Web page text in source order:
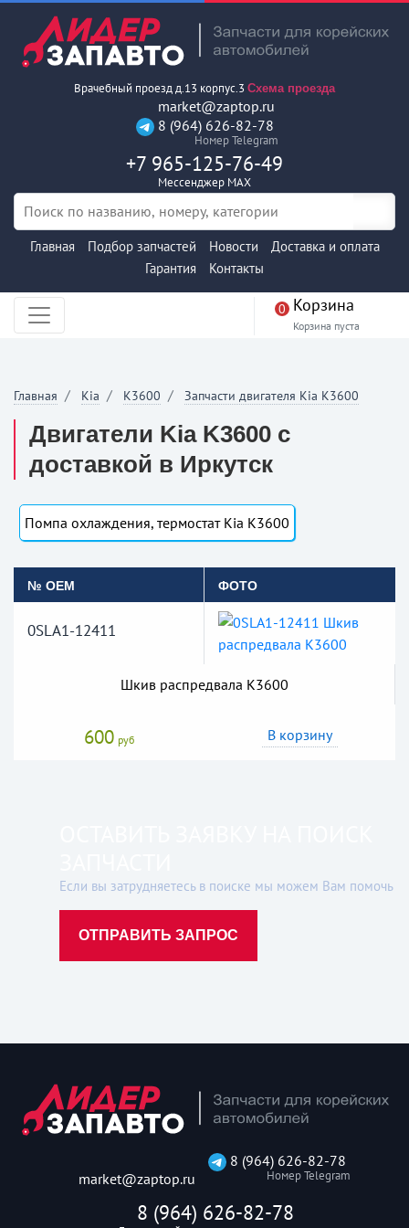
Врачебный проезд д.13 корпус.3 Схема проезда
market@zaptop.ru
8 (964) 626-82-78
Номер Telegram
+7 965-125-76-49
Мессенджер MAX
Главная Подбор запчастей Новости
Доставка и оплата
Гарантия
Контакты
0 Корзина
Корзина пуста
Главная Kia K3600 Запчасти двигателя Kia K3600
Двигатели Kia K3600 с
доставкой в Иркутск
Помпа охлаждения, термостат Kia K3600
№ OEM ФОТО
0SLA1-12411
Шкив распредвала K3600
600 руб В корзину
Если вы затрудняетесь в поиске мы можем Вам помочь
ОТПРАВИТЬ ЗАПРОС
market@zaptop.ru
8 (964) 626-82-78
Номер Telegram
8 (964) 626-82-78